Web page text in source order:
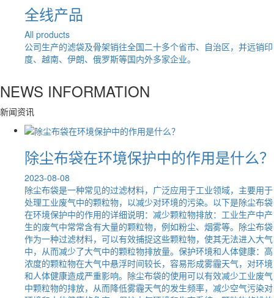
全线产品
All products
公司生产的滤袋及骨架销往全国二十多个省市、自治区，并远销印
度、越南、伊朗、俄罗斯等国内外多家企业。
NEWS INFORMATION
新闻资讯
除尘布袋在环境保护中的作用是什么？
2023-08-08
除尘布袋是一种常见的过滤材料，广泛应用于工业领域，主要用于
处理工业废气中的颗粒物，以减少对环境的污染。以下是除尘布袋
在环境保护中的作用的详细说明：减少颗粒物排放：工业生产中产
生的废气中常常含有大量的颗粒物，例如粉尘、烟雾等。除尘布袋
作为一种过滤材料，可以有效捕捉这些颗粒物，使其无法进入大气
中，从而减少了大气中的颗粒物排放量。保护环境和人体健康：高
浓度的颗粒物在大气中悬浮时间较长，容易形成雾霾天气，对环境
和人体健康造成严重影响。除尘布袋的使用可以有效减少工业废气
中颗粒物的排放，从而降低雾霾天气的发生频率，减少空气污染对